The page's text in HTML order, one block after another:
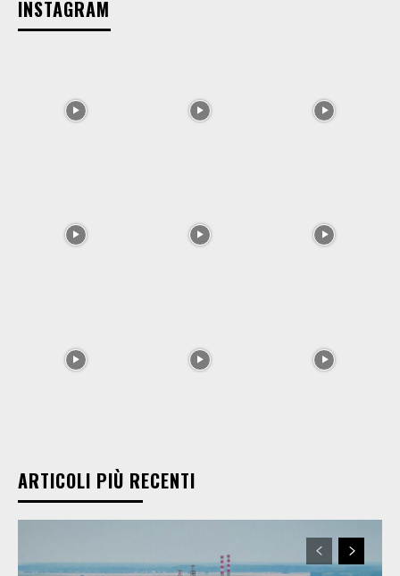
INSTAGRAM
ARTICOLI PIÙ RECENTI